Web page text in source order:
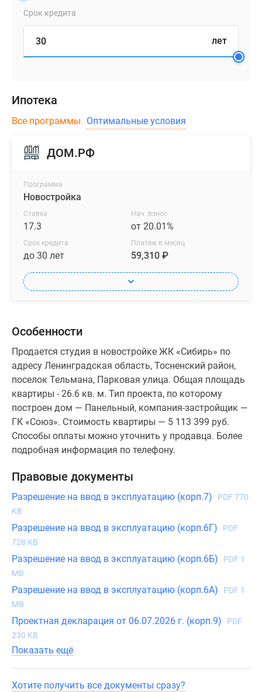
Срок кредита
лет
Ипотека
Все программы Оптимальные условия
ДОМ.РФ
Программа
Новостройка
Ставка
17.3
Нач. взнос
от 20.01%
Срок кредита
до 30 лет
Платеж в месяц
59,310 ₽
Особенности
Продается студия в новостройке ЖК «Сибирь» по
адресу Ленинградская область, Тосненский район,
поселок Тельмана, Парковая улица. Общая площадь
квартиры - 26.6 кв. м. Тип проекта, по которому
построен дом — Панельный, компания-застройщик —
ГК «Союз». Стоимость квартиры — 5 113 399 руб.
Способы оплаты можно уточнить у продавца. Более
подробная информация по телефону.
Правовые документы
Разрешение на ввод в эксплуатацию (корп.7)
PDF 770
KB
Разрешение на ввод в эксплуатацию (корп.6Г)
PDF
728 KB
Разрешение на ввод в эксплуатацию (корп.6Б)
PDF 1
MB
Разрешение на ввод в эксплуатацию (корп.6А)
PDF 1
MB
Проектная декларация от 06.07.2026 г. (корп.9)
PDF
230 KB
Показать ещё
Хотите получить все документы сразу?